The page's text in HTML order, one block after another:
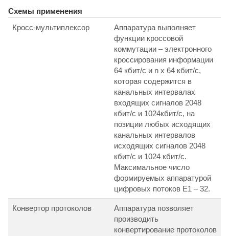
Схемы применения
Кросс-мультиплексор
Аппаратура выполняет
функции кроссовой
коммутации – электронного
кроссирования информации
64 кбит/с и n х 64 кбит/с,
которая содержится в
канальных интервалах
входящих сигналов 2048
кбит/с и 1024кбит/с, на
позиции любых исходящих
канальных интервалов
исходящих сигналов 2048
кбит/с и 1024 кбит/с.
Максимальное число
формируемых аппаратурой
цифровых потоков Е1 – 32.
Конвертор протоколов
Аппаратура позволяет
производить
конвертирование протоколов